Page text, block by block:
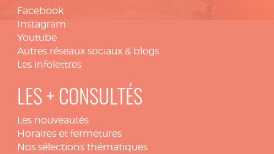
Facebook
Instagram
Youtube
Autres réseaux sociaux & blogs
Les infolettres
LES + CONSULTÉS
Les nouveautés
Horaires et fermetures
Nos sélections thématiques